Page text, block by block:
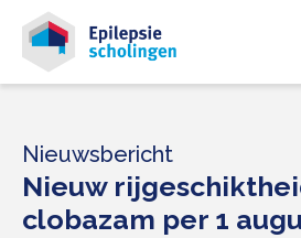
Nieuwsbericht
Nieuw
clobazam per 1